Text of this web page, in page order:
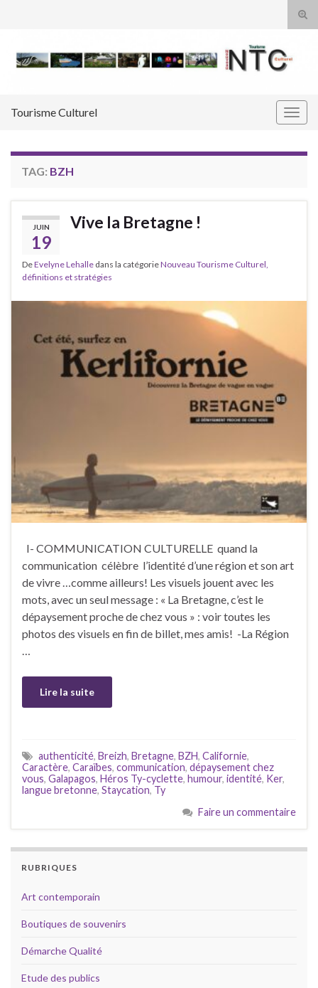
Tourisme Culturel
TAG: BZH
JUIN
19
Vive la Bretagne !
DeEvelyne Lehalle dans la catégorieNouveau Tourisme Culturel,
définitions et stratégies
I- COMMUNICATION CULTURELLE quand la
communication célèbre l’identité d’une région et son art
de vivre …comme ailleurs! Les visuels jouent avec les
mots, avec un seul message : « La Bretagne, c’est le
dépaysement proche de chez vous » : voir toutes les
photos des visuels en fin de billet, mes amis! -La Région
…
Lire la suite
authenticité, Breizh, Bretagne, BZH, Californie,
Caractère, Caraïbes, communication, dépaysement chez
vous, Galapagos, Héros Ty-cyclette, humour, identité, Ker,
langue bretonne, Staycation, Ty
Faire un commentaire
RUBRIQUES
Art contemporain
Boutiques de souvenirs
Démarche Qualité
Etude des publics